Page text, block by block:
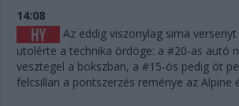
14:08
Az eddig viszonylag sima
utolérte a technika ördöge: a #20-as autó
vesztegel a bokszban, a #15-ös pedig öt
felcsillan a pontszerzés reménye az Alpine